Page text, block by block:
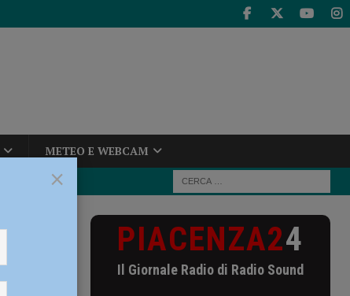
METEO E WEBCAM
PIACENZA24
Il Giornale Radio di Radio Sound
×